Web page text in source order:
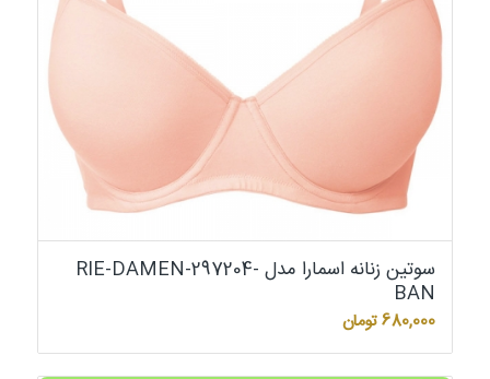
سوتین زنانه اسمارا مدل RIE-DAMEN-297204-
BAN
680,000تومان